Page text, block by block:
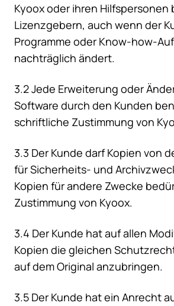
Kyoox oder ihren Hilfspersonen
Lizenzgebern, auch wenn der
Programme oder Know-how-
nachträglich ändert.
3.2 Jede Erweiterung oder
Software durch den Kunden
schriftliche Zustimmung von
3.3 Der Kunde darf Kopien von
für Sicherheits- und
Kopien für andere Zwecke
Zustimmung von Kyoox.
3.4 Der Kunde hat auf allen
Kopien die gleichen
auf dem Original anzubringen.
3.5 Der Kunde hat ein Anrecht